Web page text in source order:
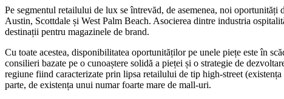
Pe segmentul retailului de lux se întrevăd, de asemenea, noi
Austin, Scottdale și West Palm Beach. Asocierea dintre industria
destinații pentru magazinele de brand.
Cu toate acestea, disponibilitatea oportunităților pe unele piețe este în
consilieri bazate pe o cunoaștere solidă a pieței și o strategie de
regiune fiind caracterizate prin lipsa retailului de tip high-street
parte, de existența unui numar foarte mare de mall-uri.